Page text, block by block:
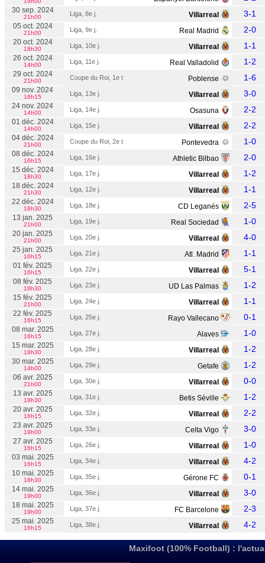
30 sep. 2024
21h00 Liga, 8e j. Villarreal 3-1
05 oct. 2024
21h00 Liga, 9e j. Real Madrid 2-0
20 oct. 2024
18h30 Liga, 10e j. Villarreal 1-1
26 oct. 2024
14h00 Liga, 11e j. Real Valladolid 1-2
29 oct. 2024
21h00 Coupe du Roi, 1e t Poblense 1-6
09 nov. 2024
16h15 Liga, 13e j. Villarreal 3-0
24 nov. 2024
14h00 Liga, 14e j. Osasuna 2-2
01 déc. 2024
14h00 Liga, 15e j. Villarreal 2-2
04 déc. 2024
21h00 Coupe du Roi, 2e t Pontevedra 1-0
08 déc. 2024
16h15 Liga, 16e j. Athletic Bilbao 2-0
15 déc. 2024
18h30 Liga, 17e j. Villarreal 1-2
18 déc. 2024
21h30 Liga, 12e j. Villarreal 1-1
22 déc. 2024
18h30 Liga, 18e j. CD Leganés 2-5
13 jan. 2025
21h00 Liga, 19e j. Real Sociedad 1-0
20 jan. 2025
21h00 Liga, 20e j. Villarreal 4-0
25 jan. 2025
16h15 Liga, 21e j. Atl. Madrid 1-1
01 fév. 2025
16h15 Liga, 22e j. Villarreal 5-1
08 fév. 2025
18h30 Liga, 23e j. UD Las Palmas 1-2
15 fév. 2025
21h00 Liga, 24e j. Villarreal 1-1
22 fév. 2025
16h15 Liga, 25e j. Rayo Vallecano 0-1
08 mar. 2025
16h15 Liga, 27e j. Alaves 1-0
15 mar. 2025
18h30 Liga, 28e j. Villarreal 1-2
30 mar. 2025
14h00 Liga, 29e j. Getafe 1-2
06 avr. 2025
21h00 Liga, 30e j. Villarreal 0-0
13 avr. 2025
18h30 Liga, 31e j. Betis Séville 1-2
20 avr. 2025
16h15 Liga, 32e j. Villarreal 2-2
23 avr. 2025
19h00 Liga, 33e j. Celta Vigo 3-0
27 avr. 2025
16h15 Liga, 26e j. Villarreal 1-0
03 mai. 2025
16h15 Liga, 34e j. Villarreal 4-2
10 mai. 2025
18h30 Liga, 35e j. Gérone FC 0-1
14 mai. 2025
19h00 Liga, 36e j. Villarreal 3-0
18 mai. 2025
19h00 Liga, 37e j. FC Barcelone 2-3
25 mai. 2025
16h15 Liga, 38e j. Villarreal 4-2
Maxifoot (100% Football) :